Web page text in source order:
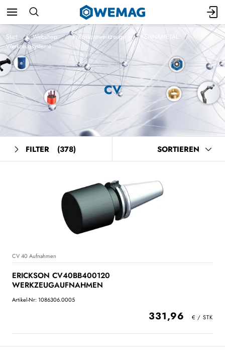
Start Webshop Präzisionswerkzeuge
KENNAMETAL
Werkzeugsysteme
CV
FILTER (378) SORTIEREN
CV 40 Aufnahmen
ERICKSON CV40BB400120
WERKZEUGAUFNAHMEN
Artikel-Nr: 1086306.0005
331,96